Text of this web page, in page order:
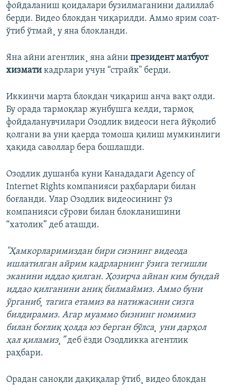
фойдаланиш қоидалари бузилмаганини далиллаб
берди. Видео блокдан чиқарилди. Аммо ярим соат-
ўтиб ўтмай¸ у яна блокланди.
Яна айни агентлик¸ яна айни президент матбуот
хизмати кадрлари учун “страйк" берди.
Иккинчи марта блокдан чиқариш анча вақт олди.
Бу орада тармоқлар жунбушга келди, тармоқ
фойдаланувчилари Озодлик видеоси нега йўқолиб
қолгани ва уни қаерда томоша қилиш мумкинлиги
ҳақида саволлар бера бошлашди.
Озодлик душанба куни Канададаги Agency of
Internet Rights компанияси раҳбарлари билан
боғланди. Улар Озодлик видеосининг ўз
компанияси сўрови билан блокланишини
“хатолик” деб аташди.
"Ҳамкорларимиздан бири сизнинг видеода
ишлатилган айрим кадрларнинг ўзига тегишли
эканини иддао қилган. Ҳозирча айнан ким бундай
иддао қилганини аниқ билмаймиз. Аммо буни
ўрганиб¸ тагига етамиз ва натижасини сизга
билдирамиз. Агар муаммо бизнинг номимиз
билан боғлиқ ҳолда юз берган бўлса¸ уни дарҳол
ҳал қиламиз¸”деб ëзди Озодликка агентлик
раҳбари.
Орадан саноқли дақиқалар ўтиб¸ видео блокдан